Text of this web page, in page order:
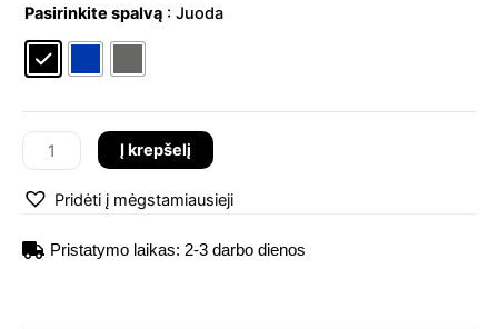
was:
€24.99.
is:
Pasirinkite spalvą : Juoda
kiekis:
tomtoc
Light-
Slim
Laptop
for
inch
Į krepšelį
Pridėti į mėgstamiausieji
Pristatymo laikas: 2-3 darbo dienos